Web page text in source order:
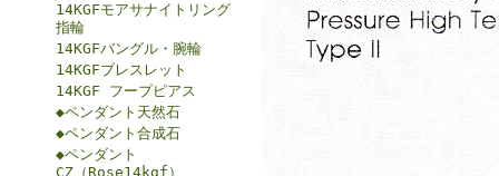
14KGFモアサナイトリング
指輪
14KGFバングル・腕輪
14KGFブレスレット
14KGF フープピアス
◆ペンダント天然石
◆ペンダント合成石
◆ペンダント
CZ（Rose14kgf）